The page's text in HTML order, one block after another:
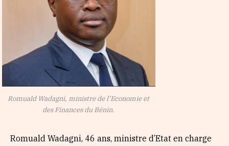
Romuald Wadagni, ministre de l’Economie et
des Finances du Bénin.
Romuald Wadagni, 46 ans, ministre d’Etat en charge